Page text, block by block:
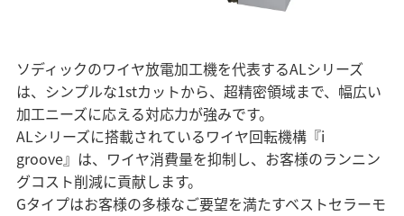
情報メディア
イベント情報
採用情報
コアテクノロジー
用語集
マテリアリティ（重要課題）
SDGsへの取り組み
社外イニシアチブとの連携
環境への取り組み
社会への取り組み
ガバナンス
株式・株主情報
個人投資家の皆様へ
IRライブラリ
よくあるご質問
IRカレンダー
IRニュース
ソディックのPURPOSE、MISSION、
VISION、VALUE
メッセージ
基本理念
ソディックの創造力
会社概要・地図
ソディックのワイヤ放電加工機を代表するALシリーズ
は、シンプルな1stカットから、超精密領域まで、幅広い
加工ニーズに応える対応力が強みです。
ALシリーズに搭載されているワイヤ回転機構『i
groove』は、ワイヤ消費量を抑制し、お客様のランニン
グコスト削減に貢献します。
Gタイプはお客様の多様なご要望を満たすベストセラーモ